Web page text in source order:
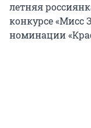
летняя
конкурсе «Мисс
номинации